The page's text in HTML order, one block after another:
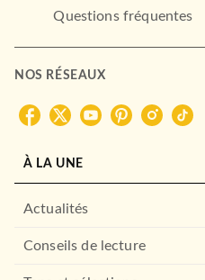
Questions fréquentes
NOS RÉSEAUX
À LA UNE
Actualités
Conseils de lecture